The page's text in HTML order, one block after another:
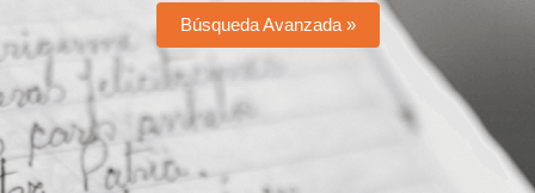
Búsqueda Avanzada »